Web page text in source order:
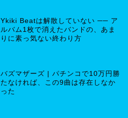
Ykiki Beatは解散していない ── ア
ルバム1枚で消えたバンドの、あま
りに素っ気ない終わり方
バズマザーズ | パチンコで10万円勝
たなければ、この9曲は存在しなか
った